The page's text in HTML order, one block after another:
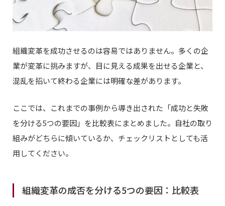
組織変革を成功させるのは容易ではありません。多くの企
業が変革に挑みますが、目に見える成果を出せる企業と、
混乱を招いて終わる企業には明確な差があります。
ここでは、これまでの事例から導き出された「成功と失敗
を分ける5つの要因」を比較表にまとめました。自社の取り
組みがどちらに傾いているか、チェックリストとしても活
用してください。
組織変革の成否を分ける5つの要因：比較表